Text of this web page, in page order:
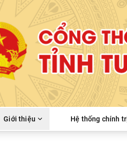
Giới thiệu Hệ thống chính